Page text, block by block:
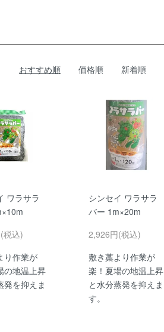
おすすめ順 価格順 新着順
ワラサラ
税込)
り作業が
の地温上昇
発を抑えま
シンセイ ワラサラ
バー 1m×20m
2,926円(税込)
敷き藁より作業が
楽！夏場の地温上昇
と水分蒸発を抑えま
す。